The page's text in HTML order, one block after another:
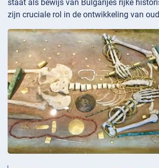
staat als bewijs van Bulgarijes rijke
zijn cruciale rol in de ontwikkeling van